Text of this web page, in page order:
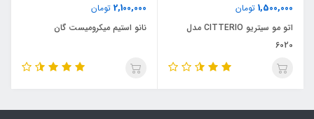
1,500,000 تومان
اتو مو سیتریو CITTERIO مدل
6020
2,100,000 تومان
نانو استیم میکرومیست گان